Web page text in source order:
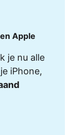
Apple
je nu alle
iPhone,